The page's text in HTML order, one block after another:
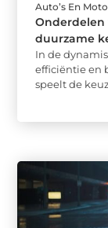
Auto’s En
Onderdelen
duurzame
In de
efficiëntie en
speelt de